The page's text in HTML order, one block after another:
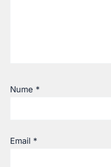
Nume *
Email *